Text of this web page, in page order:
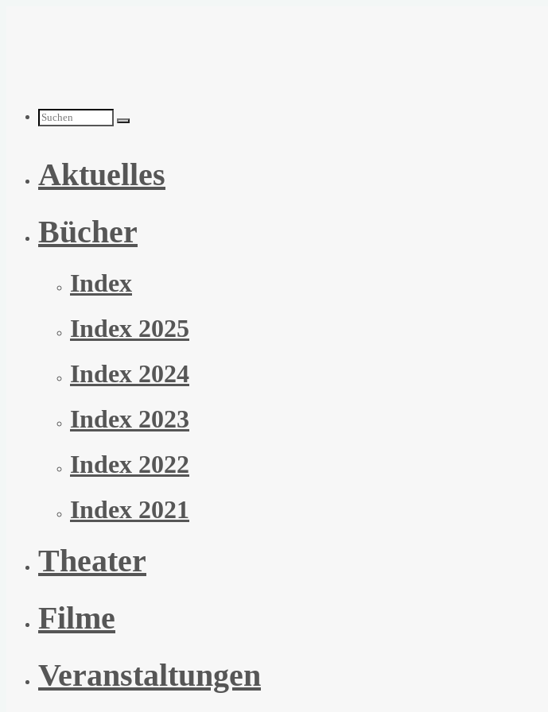
Suchen
nach:
Aktuelles
Bücher
Index
Index 2025
Index 2024
Index 2023
Index 2022
Index 2021
Theater
Filme
Veranstaltungen